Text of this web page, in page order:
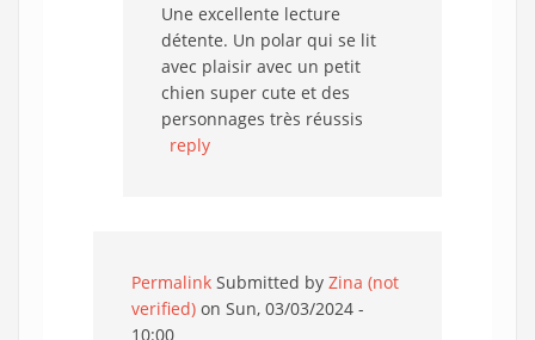
Une excellente lecture
détente. Un polar qui se lit
avec plaisir avec un petit
chien super cute et des
personnages très réussis
reply
Permalink Submitted by Zina (not
verified) on Sun, 03/03/2024 -
10:00